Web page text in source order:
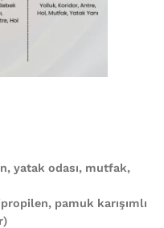
yatak odası, mutfak,
pamuk karışımlı